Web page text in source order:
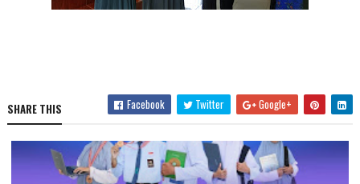
SHARE THIS Facebook Twitter Google+